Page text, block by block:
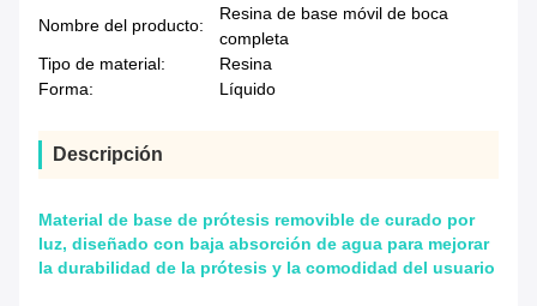
Nombre del producto:
Resina de base móvil de boca
completa
Tipo de material:
Resina
Forma:
Líquido
Descripción
Material de base de prótesis removible de curado por
luz, diseñado con baja absorción de agua para mejorar
la durabilidad de la prótesis y la comodidad del usuario